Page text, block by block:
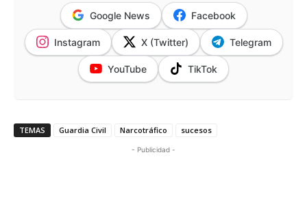
Google News Facebook
Instagram X (Twitter) Telegram
YouTube TikTok
TEMAS Guardia Civil Narcotráfico sucesos
- Publicidad -